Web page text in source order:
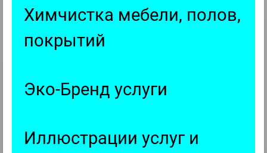
Химчистка мебели, полов,
покрытий
Эко-Бренд услуги
Иллюстрации услуг и